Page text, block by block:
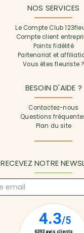
NOS SERVICES
Le Compte Club
Compte client
Points fidélité
Partenariat et
Vous êtes fleuriste ?
BESOIN D'AIDE ?
Contactez-nous
Questions
Plan du site
RECEVEZ NOTRE